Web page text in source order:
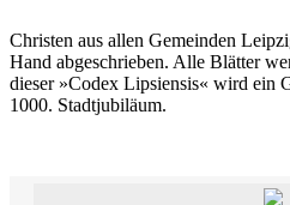
Christen aus allen Gemeinden
Hand abgeschrieben. Alle Blätter
dieser »Codex Lipsiensis« wird ein
1000. Stadtjubiläum.